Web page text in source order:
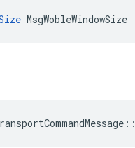
MsgWobleWindowSize
::